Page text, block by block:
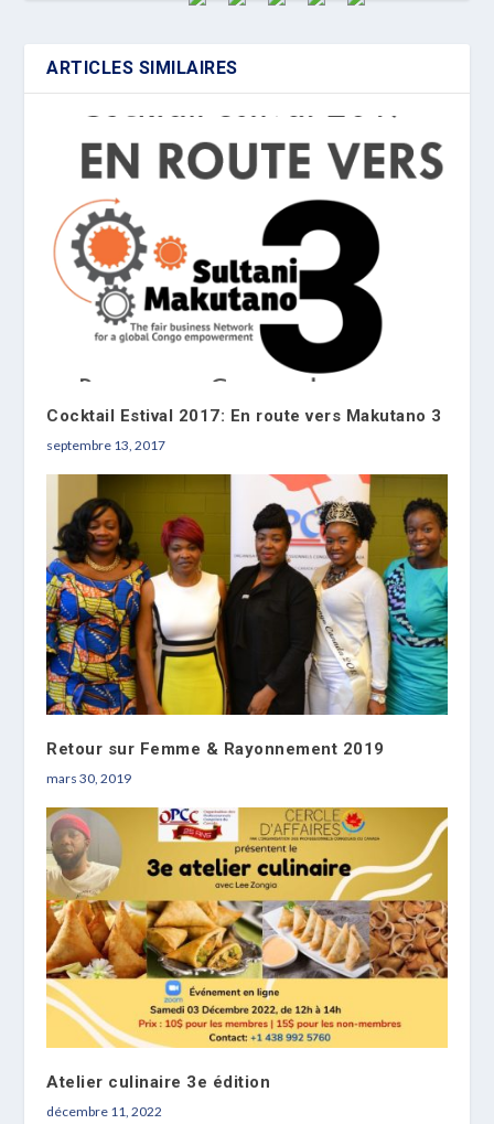
ARTICLES SIMILAIRES
Cocktail Estival 2017: En route vers Makutano 3
septembre 13, 2017
Retour sur Femme & Rayonnement 2019
mars 30, 2019
Atelier culinaire 3e édition
décembre 11, 2022